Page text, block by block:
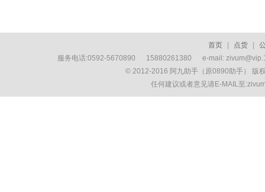
首页 点货
服务电话:0592-5670890 15880261380 e-mail:
© 2012-2016 阿九助手（原0890助手） 版
任何建议或者意见请E-MAIL至